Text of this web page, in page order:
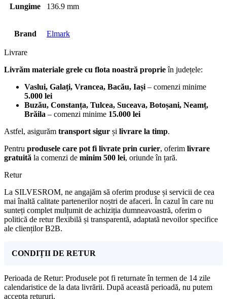
Lungime 136.9 mm
Brand Elmark
Livrare
Livrăm materiale grele cu flota noastră proprieîn județele:
Vaslui, Galați, Vrancea, Bacău, Iași – comenzi minime
5.000 lei
Buzău, Constanța, Tulcea, Suceava, Botoșani, Neamț,
Brăila – comenzi minime 15.000 lei
Astfel, asigurăm transport sigur și livrare la timp.
Pentru produsele care pot fi livrate prin curier, oferim livrare
gratuită la comenzi de minim 500 lei, oriunde în țară.
Retur
La SILVESROM, ne angajăm să oferim produse și servicii de cea
mai înaltă calitate partenerilor noștri de afaceri. În cazul în care nu
sunteți complet mulțumit de achiziția dumneavoastră, oferim o
politică de retur flexibilă și transparentă, adaptată nevoilor specifice
ale clienților B2B.
CONDIȚII DE RETUR
Perioada de Retur: Produsele pot fi returnate în termen de 14 zile
calendaristice de la data livrării. După această perioadă, nu putem
accepta retururi.